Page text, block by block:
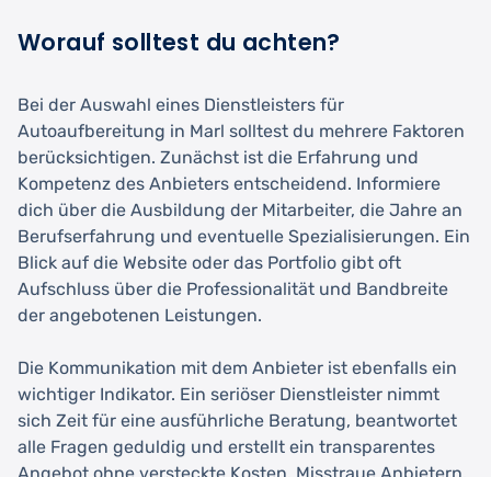
Worauf solltest du achten?
Bei der Auswahl eines Dienstleisters für
Autoaufbereitung in Marl solltest du mehrere Faktoren
berücksichtigen. Zunächst ist die Erfahrung und
Kompetenz des Anbieters entscheidend. Informiere
dich über die Ausbildung der Mitarbeiter, die Jahre an
Berufserfahrung und eventuelle Spezialisierungen. Ein
Blick auf die Website oder das Portfolio gibt oft
Aufschluss über die Professionalität und Bandbreite
der angebotenen Leistungen.
Die Kommunikation mit dem Anbieter ist ebenfalls ein
wichtiger Indikator. Ein seriöser Dienstleister nimmt
sich Zeit für eine ausführliche Beratung, beantwortet
alle Fragen geduldig und erstellt ein transparentes
Angebot ohne versteckte Kosten. Misstraue Anbietern,